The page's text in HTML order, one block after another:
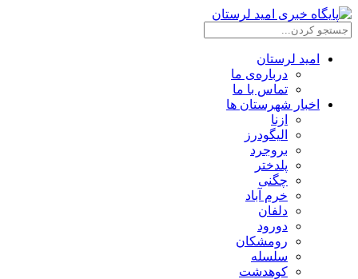
امید لرستان
درباره‌ی ما
تماس با ما
اخبار شهرستان ها
ازنا
الیگودرز
بروجرد
پلدختر
چگنی
خرم آباد
دلفان
دورود
رومشکان
سلسله
کوهدشت